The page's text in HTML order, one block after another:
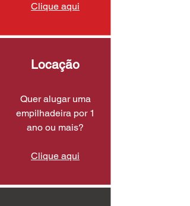
Clique aqui
Locação
Quer alugar uma
empilhadeira por 1
ano ou mais?
Clique aqui